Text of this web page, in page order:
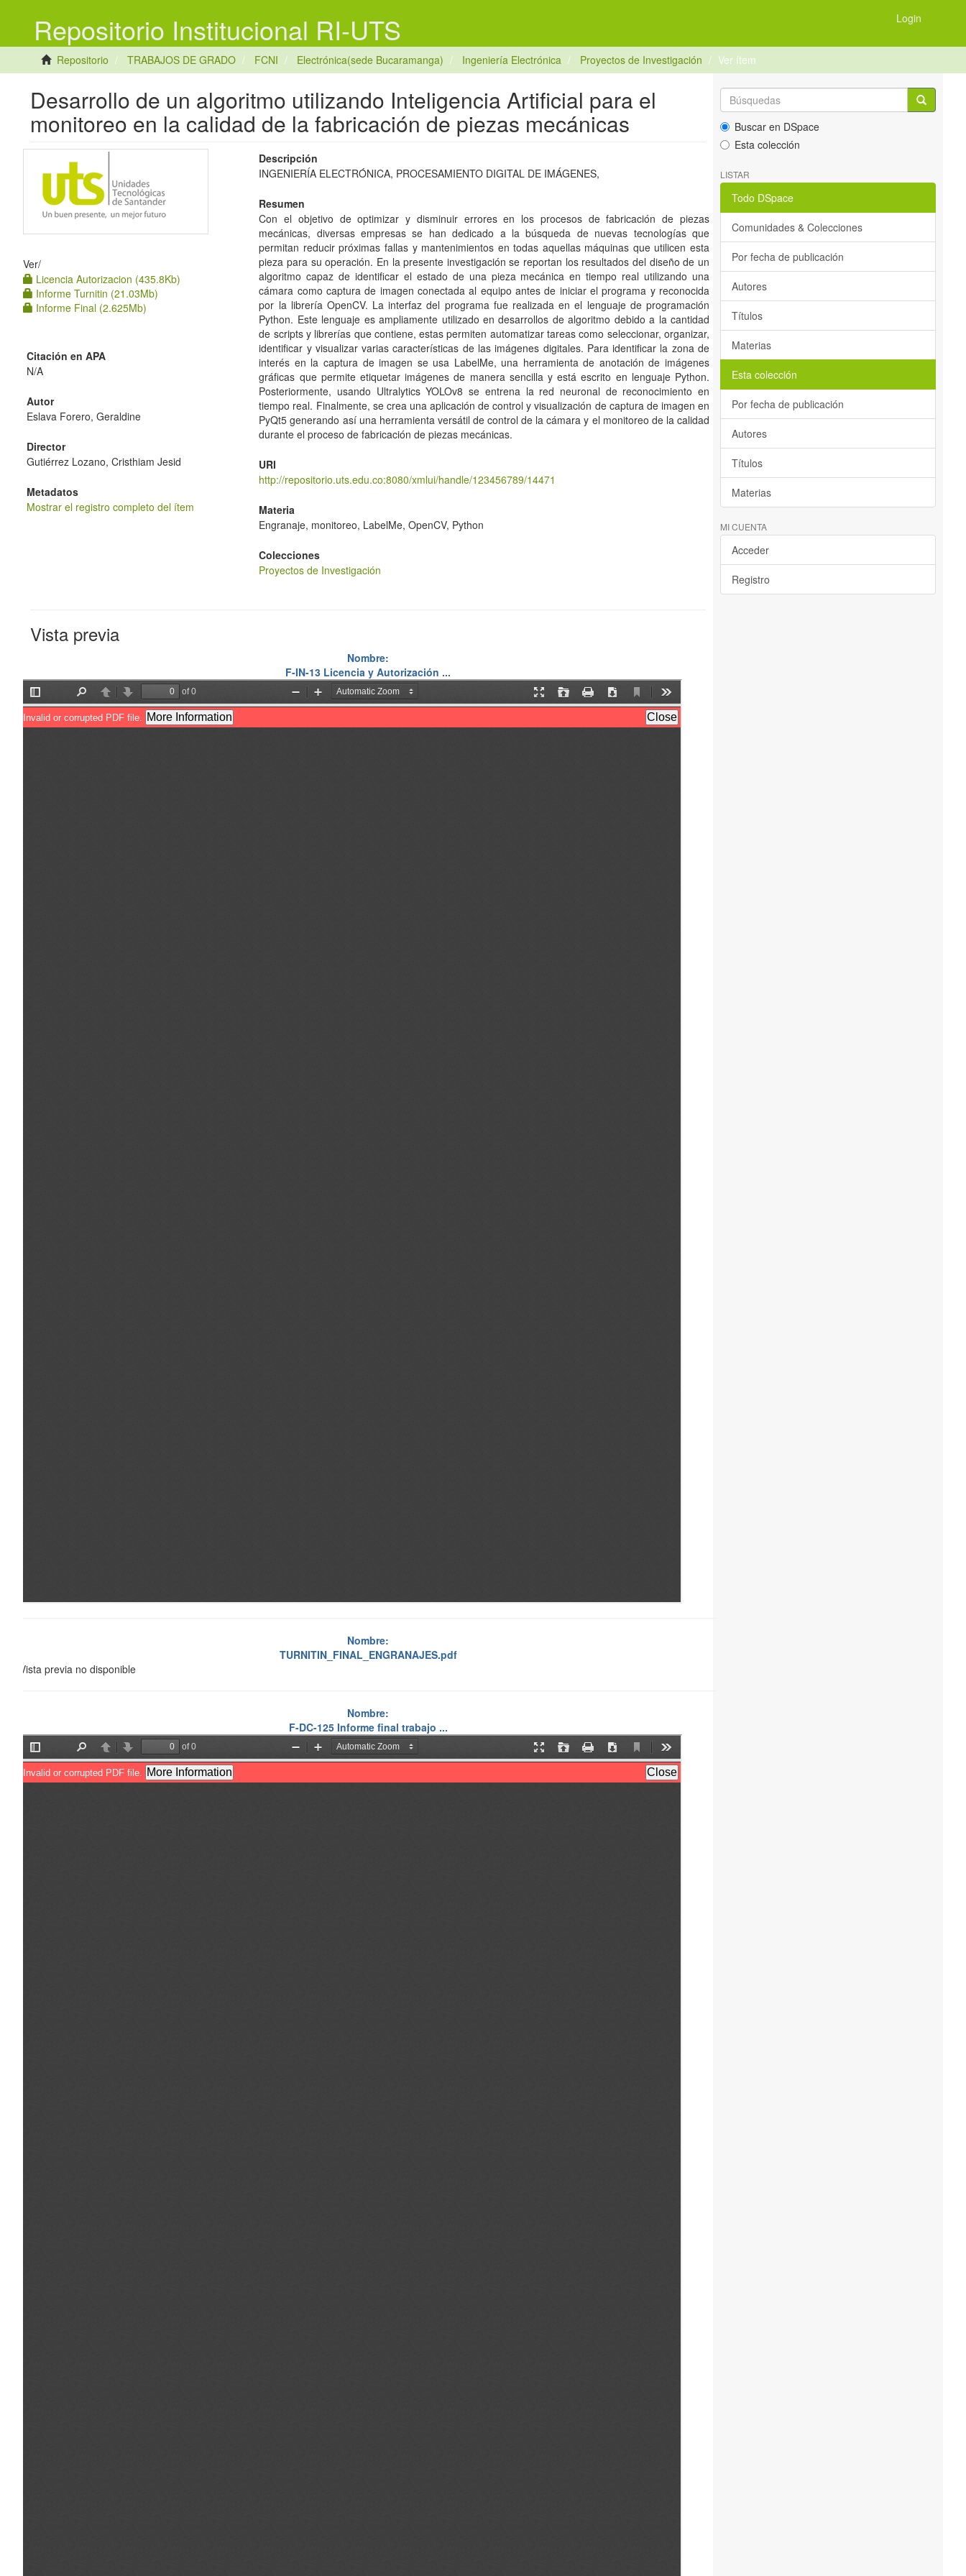
Repositorio Institucional RI-UTS Login
Repositorio TRABAJOS DE GRADO FCNI Electrónica(sede Bucaramanga) Ingeniería Electrónica Proyectos de Investigación Ver ítem
Desarrollo de un algoritmo utilizando Inteligencia Artificial para el
monitoreo en la calidad de la fabricación de piezas mecánicas
Ver/
Licencia Autorizacion (435.8Kb)
Informe Turnitin (21.03Mb)
Informe Final (2.625Mb)
Citación en APA
N/A
Autor
Eslava Forero, Geraldine
Director
Gutiérrez Lozano, Cristhiam Jesid
Metadatos
Mostrar el registro completo del ítem
Descripción
INGENIERÍA ELECTRÓNICA, PROCESAMIENTO DIGITAL DE IMÁGENES,
Resumen
Con el objetivo de optimizar y disminuir errores en los procesos de fabricación de piezas
mecánicas, diversas empresas se han dedicado a la búsqueda de nuevas tecnologías que
permitan reducir próximas fallas y mantenimientos en todas aquellas máquinas que utilicen esta
pieza para su operación. En la presente investigación se reportan los resultados del diseño de un
algoritmo capaz de identificar el estado de una pieza mecánica en tiempo real utilizando una
cámara como captura de imagen conectada al equipo antes de iniciar el programa y reconocida
por la librería OpenCV. La interfaz del programa fue realizada en el lenguaje de programación
Python. Este lenguaje es ampliamente utilizado en desarrollos de algoritmo debido a la cantidad
de scripts y librerías que contiene, estas permiten automatizar tareas como seleccionar, organizar,
identificar y visualizar varias características de las imágenes digitales. Para identificar la zona de
interés en la captura de imagen se usa LabelMe, una herramienta de anotación de imágenes
gráficas que permite etiquetar imágenes de manera sencilla y está escrito en lenguaje Python.
Posteriormente, usando Ultralytics YOLOv8 se entrena la red neuronal de reconocimiento en
tiempo real. Finalmente, se crea una aplicación de control y visualización de captura de imagen en
PyQt5 generando así una herramienta versátil de control de la cámara y el monitoreo de la calidad
durante el proceso de fabricación de piezas mecánicas.
URI
http://repositorio.uts.edu.co:8080/xmlui/handle/123456789/14471
Materia
Engranaje, monitoreo, LabelMe, OpenCV, Python
Colecciones
Proyectos de Investigación
Vista previa
Nombre:
F-IN-13 Licencia y Autorización ...
Nombre:
TURNITIN_FINAL_ENGRANAJES.pdf
Vista previa no disponible
Nombre:
F-DC-125 Informe final trabajo ...
Buscar en DSpace
Esta colección
LISTAR
Todo DSpace
Comunidades & Colecciones
Por fecha de publicación
Autores
Títulos
Materias
Esta colección
Por fecha de publicación
Autores
Títulos
Materias
MI CUENTA
Acceder
Registro